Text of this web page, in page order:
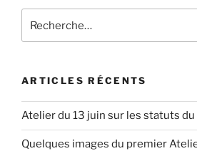
pour
ARTICLES RÉCENTS
Atelier du 13 juin sur les statuts
Quelques images du premier